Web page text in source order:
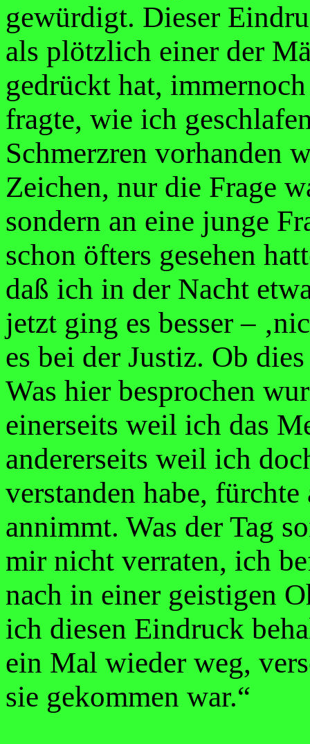
gewürdigt. Dieser
als plötzlich einer der
gedrückt hat,
fragte, wie ich
Schmerzren vorhanden
Zeichen, nur die Frage
sondern an eine junge
schon öfters gesehen
daß ich in der Nacht
jetzt ging es besser –
es bei der Justiz. Ob
Was hier besprochen
einerseits weil ich das
andererseits weil ich
verstanden habe,
annimmt. Was der Tag
mir nicht verraten, ich
nach in einer geistigen
ich diesen Eindruck
ein Mal wieder weg,
sie gekommen war.“